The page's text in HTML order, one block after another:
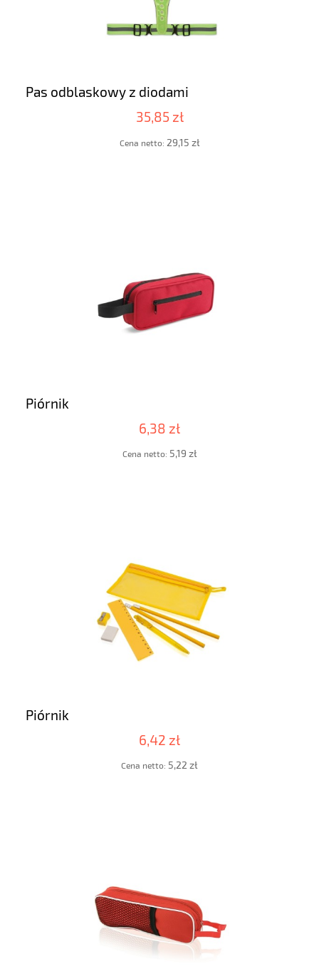
Pas odblaskowy z diodami
35,85 zł
Cena netto: 29,15 zł
Piórnik
6,38 zł
Cena netto: 5,19 zł
Piórnik
6,42 zł
Cena netto: 5,22 zł